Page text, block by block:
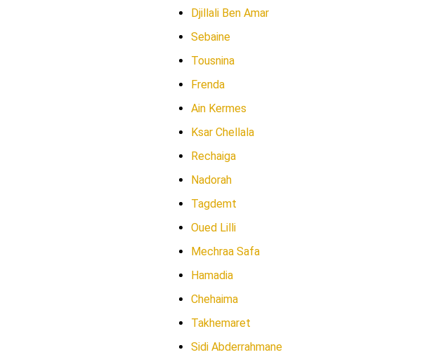
Djillali Ben Amar
Sebaine
Tousnina
Frenda
Ain Kermes
Ksar Chellala
Rechaiga
Nadorah
Tagdemt
Oued Lilli
Mechraa Safa
Hamadia
Chehaima
Takhemaret
Sidi Abderrahmane